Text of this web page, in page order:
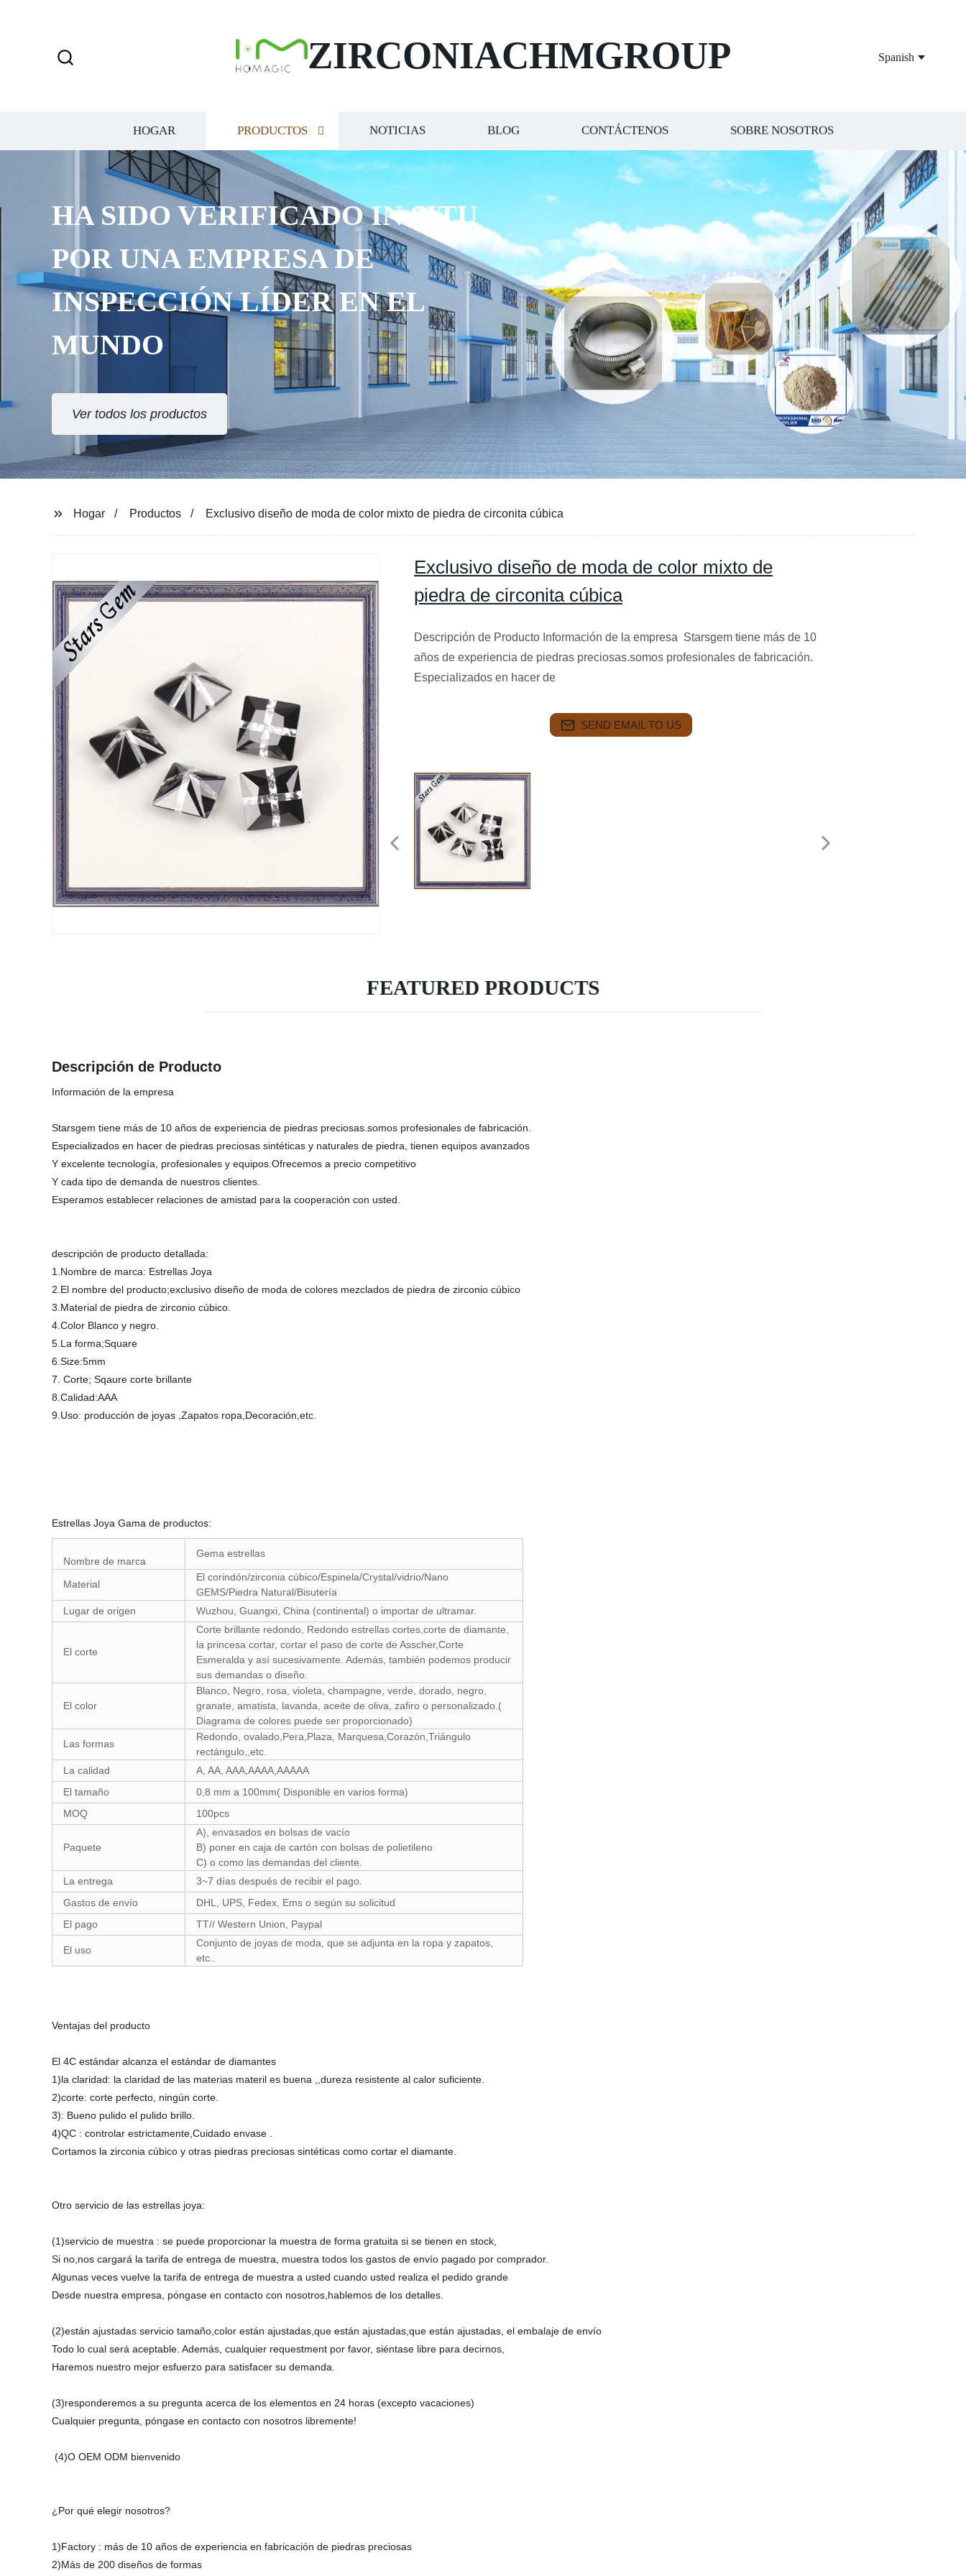
ZIRCONIACHMGROUP Spanish
HOGAR PRODUCTOS NOTICIAS BLOG CONTÁCTENOS SOBRE NOSOTROS
HA SIDO VERIFICADO IN SITU
POR UNA EMPRESA DE
INSPECCIÓN LÍDER EN EL
MUNDO
Ver todos los productos
Hogar Productos Exclusivo diseño de moda de color mixto de piedra de circonita cúbica
Exclusivo diseño de moda de color mixto de
piedra de circonita cúbica
Descripción de Producto Información de la empresa Starsgem tiene más de 10
años de experiencia de piedras preciosas.somos profesionales de fabricación.
Especializados en hacer de
SEND EMAIL TO US
FEATURED PRODUCTS
Descripción de Producto
Información de la empresa
Starsgem tiene más de 10 años de experiencia de piedras preciosas.somos profesionales de fabricación.
Especializados en hacer de piedras preciosas sintéticas y naturales de piedra, tienen equipos avanzados
Y excelente tecnología, profesionales y equipos.Ofrecemos a precio competitivo
Y cada tipo de demanda de nuestros clientes.
Esperamos establecer relaciones de amistad para la cooperación con usted.
descripción de producto detallada:
1.Nombre de marca: Estrellas Joya
2.El nombre del producto;exclusivo diseño de moda de colores mezclados de piedra de zirconio cúbico
3.Material de piedra de zirconio cúbico.
4.Color Blanco y negro.
5.La forma;Square
6.Size:5mm
7. Corte; Sqaure corte brillante
8.Calidad:AAA
9.Uso: producción de joyas ,Zapatos ropa,Decoración,etc.
Estrellas Joya Gama de productos:
Nombre de marca
Gema estrellas
Material
El corindón/zirconia cúbico/Espinela/Crystal/vidrio/Nano
GEMS/Piedra Natural/Bisutería
Lugar de origen
Wuzhou, Guangxi, China (continental) o importar de ultramar.
El corte
Corte brillante redondo, Redondo estrellas cortes,corte de diamante,
la princesa cortar, cortar el paso de corte de Asscher,Corte
Esmeralda y así sucesivamente. Además, también podemos producir
sus demandas o diseño.
El color
Blanco, Negro, rosa, violeta, champagne, verde, dorado, negro,
granate, amatista, lavanda, aceite de oliva, zafiro o personalizado.(
Diagrama de colores puede ser proporcionado)
Las formas
Redondo, ovalado,Pera,Plaza, Marquesa,Corazón,Triángulo
rectángulo,,etc.
La calidad
A, AA, AAA,AAAA,AAAAA
El tamaño
0,8 mm a 100mm( Disponible en varios forma)
MOQ
100pcs
Paquete
A), envasados en bolsas de vacío
B) poner en caja de cartón con bolsas de polietileno
C) o como las demandas del cliente.
La entrega
3~7 días después de recibir el pago.
Gastos de envío
DHL, UPS, Fedex, Ems o según su solicitud
El pago
TT// Western Union, Paypal
El uso
Conjunto de joyas de moda, que se adjunta en la ropa y zapatos,
etc..
Ventajas del producto
El 4C estándar alcanza el estándar de diamantes
1)la claridad: la claridad de las materias materil es buena ,,dureza resistente al calor suficiente.
2)corte: corte perfecto, ningún corte.
3): Bueno pulido el pulido brillo.
4)QC : controlar estrictamente,Cuidado envase .
Cortamos la zirconia cúbico y otras piedras preciosas sintéticas como cortar el diamante.
Otro servicio de las estrellas joya:
(1)servicio de muestra : se puede proporcionar la muestra de forma gratuita si se tienen en stock,
Si no,nos cargará la tarifa de entrega de muestra, muestra todos los gastos de envío pagado por comprador.
Algunas veces vuelve la tarifa de entrega de muestra a usted cuando usted realiza el pedido grande
Desde nuestra empresa, póngase en contacto con nosotros,hablemos de los detalles.
(2)están ajustadas servicio tamaño,color están ajustadas,que están ajustadas,que están ajustadas, el embalaje de envío
Todo lo cual será aceptable. Además, cualquier requestment por favor, siéntase libre para decirnos,
Haremos nuestro mejor esfuerzo para satisfacer su demanda.
(3)responderemos a su pregunta acerca de los elementos en 24 horas (excepto vacaciones)
Cualquier pregunta, póngase en contacto con nosotros libremente!
(4)O OEM ODM bienvenido
¿Por qué elegir nosotros?
1)Factory : más de 10 años de experiencia en fabricación de piedras preciosas
2)Más de 200 diseños de formas